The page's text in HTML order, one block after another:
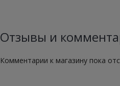
Отзывы и
Комментарии к магазину пока